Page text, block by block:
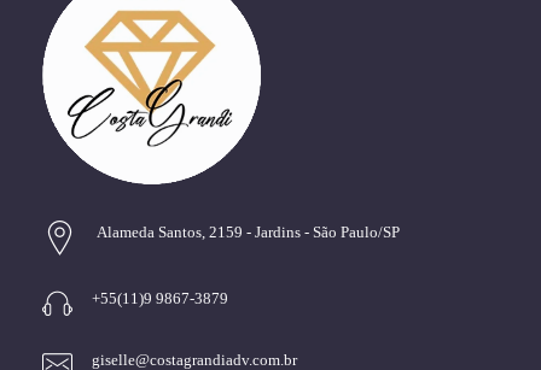
Alameda Santos, 2159 - Jardins - São Paulo/SP
+55(11)9 9867-3879
giselle@costagrandiadv.com.br